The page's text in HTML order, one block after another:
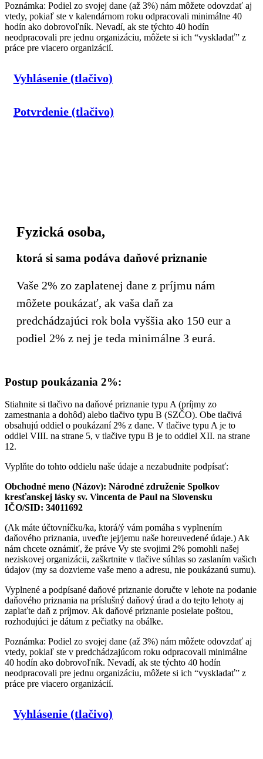
Poznámka: Podiel zo svojej dane (až 3%) nám môžete odovzdať aj
vtedy, pokiaľ ste v kalendárnom roku odpracovali minimálne 40
hodín ako dobrovoľník. Nevadí, ak ste týchto 40 hodín
neodpracovali pre jednu organizáciu, môžete si ich “vyskladať” z
práce pre viacero organizácií.
Vyhlásenie (tlačivo)
Potvrdenie (tlačivo)
Fyzická osoba,
ktorá si sama podáva daňové priznanie
Vaše 2% zo zaplatenej dane z príjmu nám
môžete poukázať, ak vaša daň za
predchádzajúci rok bola vyššia ako 150 eur a
podiel 2% z nej je teda minimálne 3 eurá.
Postup poukázania 2%:
Stiahnite si tlačivo na daňové priznanie typu A (príjmy zo
zamestnania a dohôd) alebo tlačivo typu B (SZČO). Obe tlačivá
obsahujú oddiel o poukázaní 2% z dane. V tlačive typu A je to
oddiel VIII. na strane 5, v tlačive typu B je to oddiel XII. na strane
12.
Vyplňte do tohto oddielu naše údaje a nezabudnite podpísať:
Obchodné meno (Názov): Národné združenie Spolkov
kresťanskej lásky sv. Vincenta de Paul na Slovensku
IČO/SID: 34011692
(Ak máte účtovníčku/ka, ktorá/ý vám pomáha s vyplnením
daňového priznania, uveďte jej/jemu naše horeuvedené údaje.) Ak
nám chcete oznámiť, že práve Vy ste svojimi 2% pomohli našej
neziskovej organizácii, zaškrtnite v tlačive súhlas so zaslaním vašich
údajov (my sa dozvieme vaše meno a adresu, nie poukázanú sumu).
Vyplnené a podpísané daňové priznanie doručte v lehote na podanie
daňového priznania na príslušný daňový úrad a do tejto lehoty aj
zaplaťte daň z príjmov. Ak daňové priznanie posielate poštou,
rozhodujúci je dátum z pečiatky na obálke.
Poznámka: Podiel zo svojej dane (až 3%) nám môžete odovzdať aj
vtedy, pokiaľ ste v predchádzajúcom roku odpracovali minimálne
40 hodín ako dobrovoľník. Nevadí, ak ste týchto 40 hodín
neodpracovali pre jednu organizáciu, môžete si ich “vyskladať” z
práce pre viacero organizácií.
Vyhlásenie (tlačivo)